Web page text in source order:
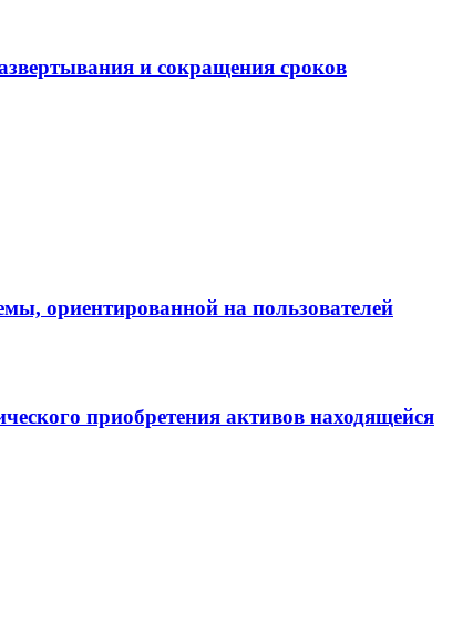
и сокращения сроков
ориентированной на пользователей
приобретения активов находящейся